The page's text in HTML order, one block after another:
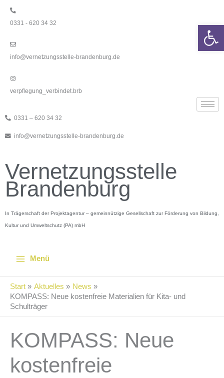
Inhalt
springen
0331 - 620 34 32
info@vernetzungsstelle-brandenburg.de
verpflegung_verbindet.brb
0331 – 620 34 32
info@vernetzungsstelle-brandenburg.de
Vernetzungsstelle
Brandenburg
In Trägerschaft der Projektagentur – gemeinnützige Gesellschaft zur Förderung von Bildung,
Kultur und Umweltschutz (PA) mbH
Menü
Start Aktuelles
News
KOMPASS: Neue kostenfreie Materialien für Kita- und
Schulträger
KOMPASS: Neue
kostenfreie